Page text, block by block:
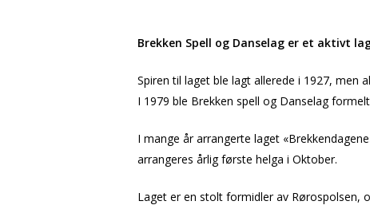
Brekken Spell og Danselag er et aktivt
Spiren til laget ble lagt allerede i 1927, men
I 1979 ble Brekken spell og Danselag
I mange år arrangerte laget
arrangeres årlig første helga i Oktober.
Laget er en stolt formidler av Rørospolsen,